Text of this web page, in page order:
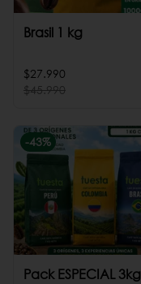
Brasil 1 kg
$27.990
$45.990
-43%
Pack ESPECIAL 3kg